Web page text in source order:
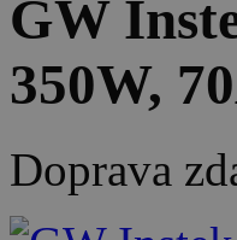
GW
350W,
Doprava